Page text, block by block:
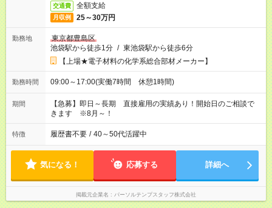
交通費 全額支給
月収例 25～30万円
勤務地
東京都豊島区
池袋駅から徒歩1分 / 東池袋駅から徒歩6分
【上場★電子材料の化学系総合部材メーカー】
勤務時間 09:00～17:00(実働7時間 休憩1時間)
期間
【急募】即日～長期 直接雇用の実績あり！開始日のご相談で
きます ※8月～！
特徴 履歴書不要 / 40～50代活躍中
気になる！ 応募する 詳細へ
掲載元企業名 パーソルテンプスタッフ株式会社